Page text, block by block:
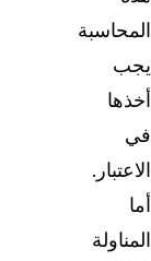
المحاسبة
يجب
أخذها
في
الاعتبار.
أما
المناولة